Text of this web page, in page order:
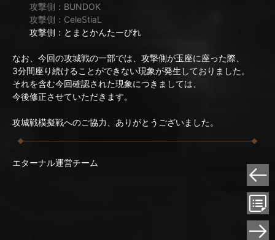
攻撃側：BUNDOK
攻撃側：CeleStiaL
攻撃側：とまとかんたーびれ
なお、今回の攻城戦の一部では、攻撃側が玉座に座った際、
3分間座り続けることができない現象が発生しておりました。
それを含む今回確認された現象につきましては、
今後修正させていただきます。
攻城戦模擬戦へのご協力、ありがとうございました。
エターナル運営チーム